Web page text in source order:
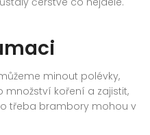
minout polévky,
koření a zajistit,
třeba brambory mohou v